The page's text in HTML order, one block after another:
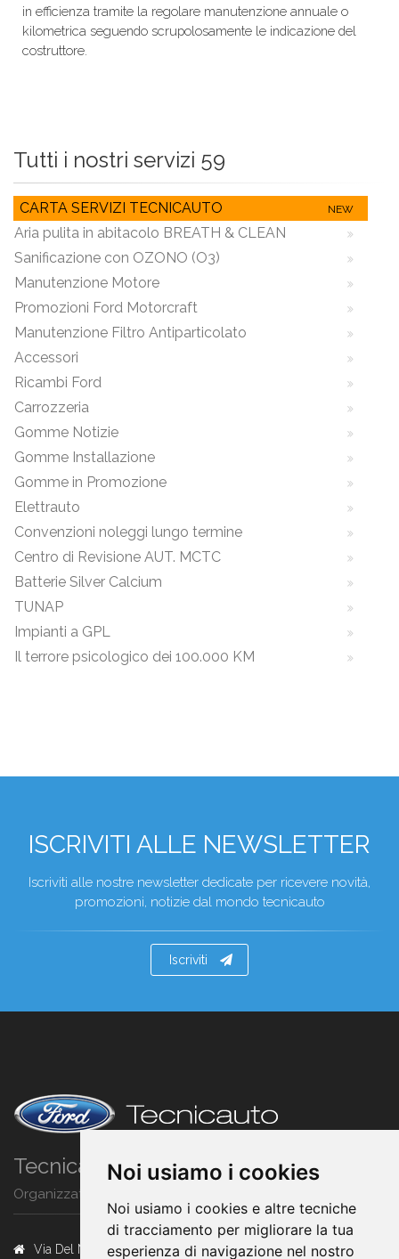
Noi usiamo i cookies
Noi usiamo i cookies e altre tecniche
di tracciamento per migliorare la tua
esperienza di navigazione nel nostro
in efficienza tramite la regolare manutenzione annuale o
kilometrica seguendo scrupolosamente le indicazione del
costruttore.
Tutti i nostri servizi 59
CARTA SERVIZI TECNICAUTO
Aria pulita in abitacolo BREATH & CLEAN
Sanificazione con OZONO (O3)
Manutenzione Motore
Promozioni Ford Motorcraft
Manutenzione Filtro Antiparticolato
Accessori
Ricambi Ford
Carrozzeria
Gomme Notizie
Gomme Installazione
Gomme in Promozione
Elettrauto
Convenzioni noleggi lungo termine
Centro di Revisione AUT. MCTC
Batterie Silver Calcium
TUNAP
Impianti a GPL
Il terrore psicologico dei 100.000 KM
ISCRIVITI ALLE NEWSLETTER
Iscriviti alle nostre newsletter dedicate per ricevere novità,
promozioni, notizie dal mondo tecnicauto
Iscriviti
Tecnicauto srl
Organizzato di Concessionaria FORD
Via Del Maccabreccia, 12/E